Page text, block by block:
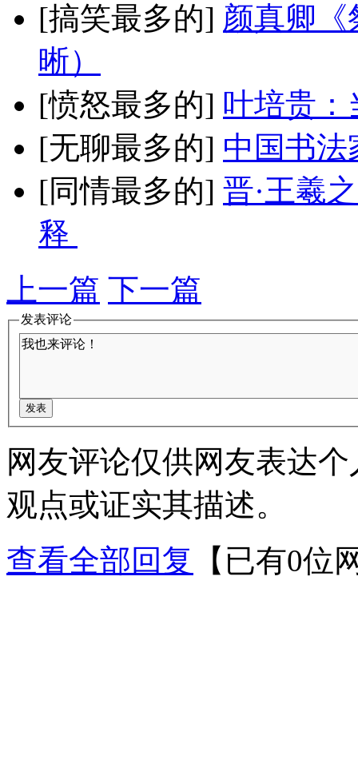
[搞笑最多的] 颜真卿《
晰）
[愤怒最多的] 叶培贵：
[无聊最多的] 中国书法
[同情最多的] 晋·王羲
释
上一篇 下一篇
发表评论
网友评论仅供网友表达
观点或证实其描述。
查看全部回复
【已有0位